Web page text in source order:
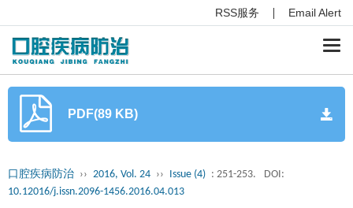
RSS服务 Email Alert
PDF(89 KB)
口腔疾病防治 ›› 2016, Vol. 24 ›› Issue (4) : 251-253.
DOI:
10.12016/j.issn.2096-1456.2016.04.013